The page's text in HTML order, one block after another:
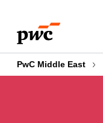
content
footer
PwC Middle East